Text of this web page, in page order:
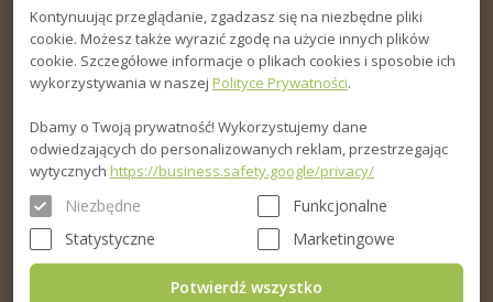
MENU
INFORMACJA
PORADNIK
Kontynuując przeglądanie, zgadzasz się na niezbędne pliki
cookie. Możesz także wyrazić zgodę na użycie innych plików
cookie. Szczegółowe informacje o plikach cookies i sposobie ich
wykorzystywania w naszej Polityce Prywatności.
Dbamy o Twoją prywatność! Wykorzystujemy dane
odwiedzających do personalizowanych reklam, przestrzegając
wytycznych https://business.safety.google/privacy/
Niezbędne
Funkcjonalne
Statystyczne
Marketingowe
Potwierdź wszystko